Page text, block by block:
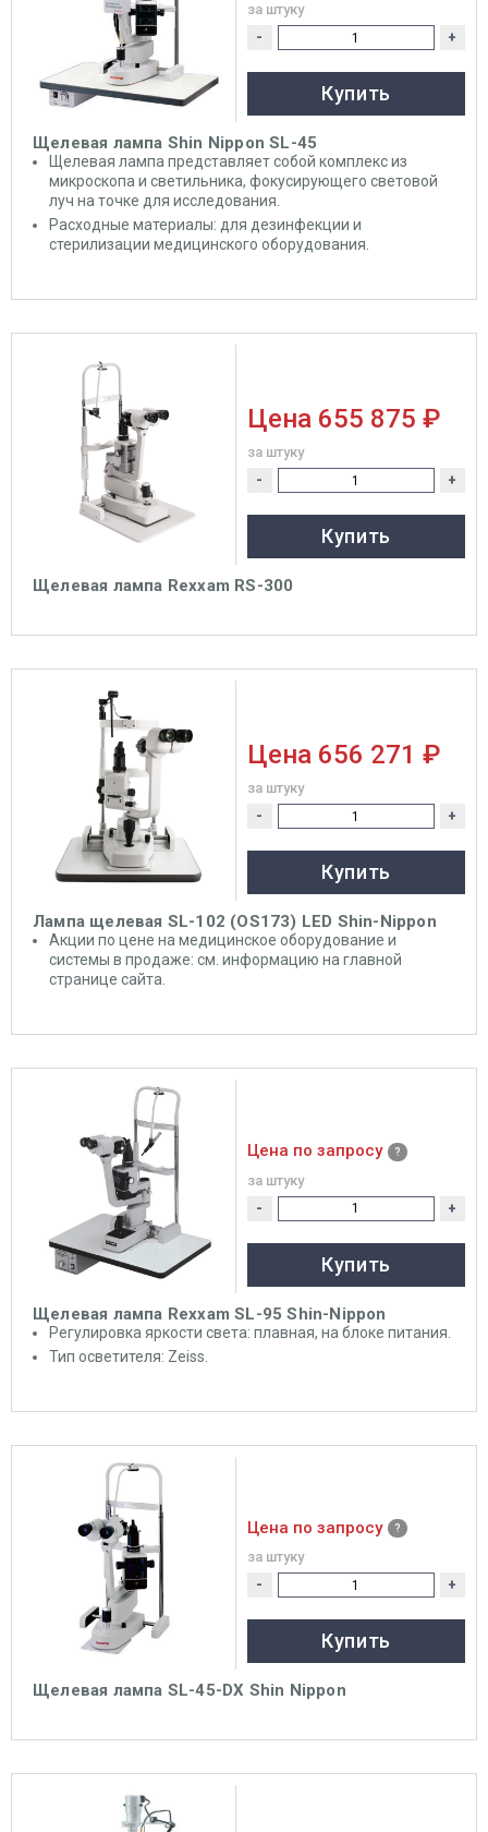
Щелевая лампа Shin Nippon SL-45
Щелевая лампа представляет собой комплекс из
микроскопа и светильника, фокусирующего световой
луч на точке для исследования.
Расходные материалы: для дезинфекции и
стерилизации медицинского оборудования.
за штуку
- +
Купить
Щелевая лампа Rexxam RS-300
Цена 655 875 ₽
за штуку
- +
Купить
Лампа щелевая SL-102 (OS173) LED Shin-Nippon
Акции по цене на медицинское оборудование и
системы в продаже: см. информацию на главной
странице сайта.
Цена 656 271 ₽
за штуку
- +
Купить
Щелевая лампа Rexxam SL-95 Shin-Nippon
Регулировка яркости света: плавная, на блоке питания.
Тип осветителя: Zeiss.
Цена по запросу
за штуку
- +
Купить
Щелевая лампа SL-45-DX Shin Nippon
Цена по запросу
за штуку
- +
Купить